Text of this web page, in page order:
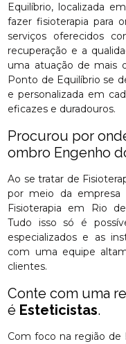
Equilíbrio, localizada
fazer fisioterapia para
serviços oferecidos
recuperação e a
uma atuação de mais
Ponto de Equilíbrio se
e personalizada em
eficazes e duradouros.
Procurou por
ombro Engenho
Ao se tratar de
por meio da empresa
Fisioterapia em Rio
Tudo isso só é
especializados e as
com uma equipe
clientes.
Conte com uma
é Esteticistas.
Com foco na região de